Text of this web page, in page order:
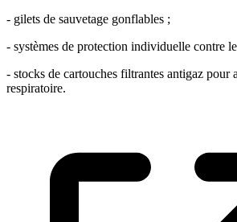
- gilets de sauvetage gonflables ;
- systèmes de protection individuelle contre
- stocks de cartouches filtrantes antigaz pour
respiratoire.